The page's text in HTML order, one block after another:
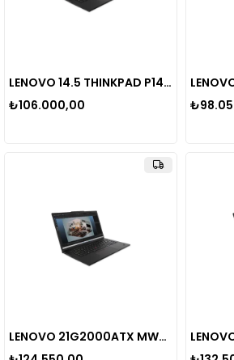
LENOVO 14.5 THINKPAD P14S G5 21G2004TTX ULTRA 7 155H-32GB DDR5 RAM-1TB NVME-4GB RTX500 ADA-W11
₺106.000,00
LENOVO 21G2000ATX MWS P14s V5 ULTRA-7 155H 16C 64GB 5600MHz SODIMM 1TB SSD NVIDIA RTX500 ADA 4GB W11 PRO 14.5in Taşınabilir Bilgisayar